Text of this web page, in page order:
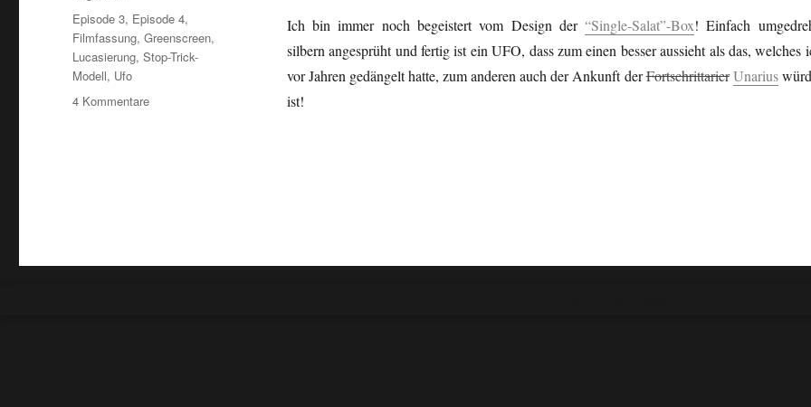
Ich bin immer noch begeistert vom Design der“Single-Salat”-Box! Einfach
silbern angesprüht und fertig ist ein UFO, dass zum einen besser aussieht als das, welches
vor Jahren gedängelt hatte, zum anderen auch der Ankunft derFortschrittarier Unarius
ist!
Schlagwörter
Episode 3, Episode 4,
Filmfassung,Greenscreen,
Lucasierung,Stop-Trick-
Modell, Ufo
4 Kommentarezu